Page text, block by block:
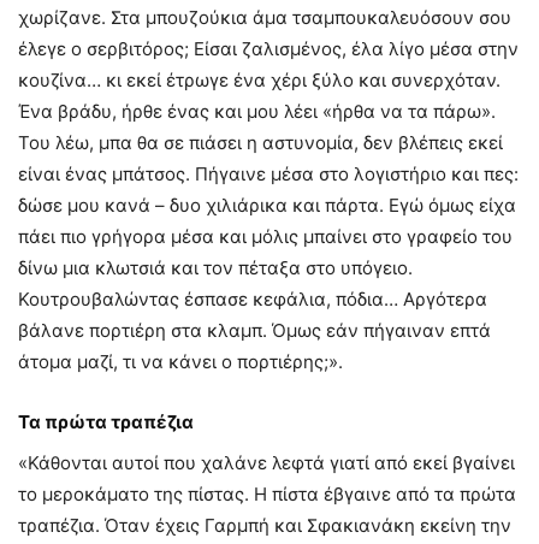
χωρίζανε. Στα μπουζούκια άμα τσαμπουκαλευόσουν σου
έλεγε ο σερβιτόρος; Είσαι ζαλισμένος, έλα λίγο μέσα στην
κουζίνα… κι εκεί έτρωγε ένα χέρι ξύλο και συνερχόταν.
Ένα βράδυ, ήρθε ένας και μου λέει «ήρθα να τα πάρω».
Του λέω, μπα θα σε πιάσει η αστυνομία, δεν βλέπεις εκεί
είναι ένας μπάτσος. Πήγαινε μέσα στο λογιστήριο και πες:
δώσε μου κανά – δυο χιλιάρικα και πάρτα. Εγώ όμως είχα
πάει πιο γρήγορα μέσα και μόλις μπαίνει στο γραφείο του
δίνω μια κλωτσιά και τον πέταξα στο υπόγειο.
Κουτρουβαλώντας έσπασε κεφάλια, πόδια… Αργότερα
βάλανε πορτιέρη στα κλαμπ. Όμως εάν πήγαιναν επτά
άτομα μαζί, τι να κάνει ο πορτιέρης;».
Τα πρώτα τραπέζια
«Κάθονται αυτοί που χαλάνε λεφτά γιατί από εκεί βγαίνει
το μεροκάματο της πίστας. Η πίστα έβγαινε από τα πρώτα
τραπέζια. Όταν έχεις Γαρμπή και Σφακιανάκη εκείνη την